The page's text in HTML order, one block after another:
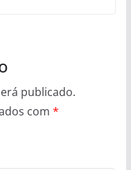
publicado.
com *